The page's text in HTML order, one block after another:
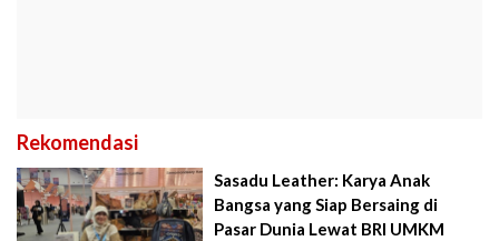
Rekomendasi
Sasadu Leather: Karya Anak
Bangsa yang Siap Bersaing di
Pasar Dunia Lewat BRI UMKM